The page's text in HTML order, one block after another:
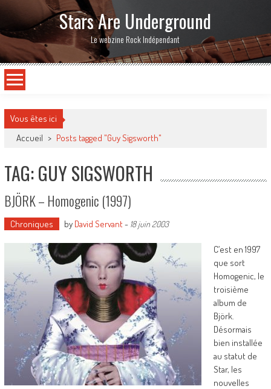
Stars Are Underground
Le webzine Rock Indépendant
Vous êtes ici
Accueil > Posts tagged "Guy Sigsworth"
TAG: GUY SIGSWORTH
BJÖRK – Homogenic (1997)
Chroniques by David Servant- 18 juin 2003
C’est en 1997
que sort
Homogenic, le
troisième
album de
Björk.
Désormais
bien installée
au statut de
Star, les
nouvelles